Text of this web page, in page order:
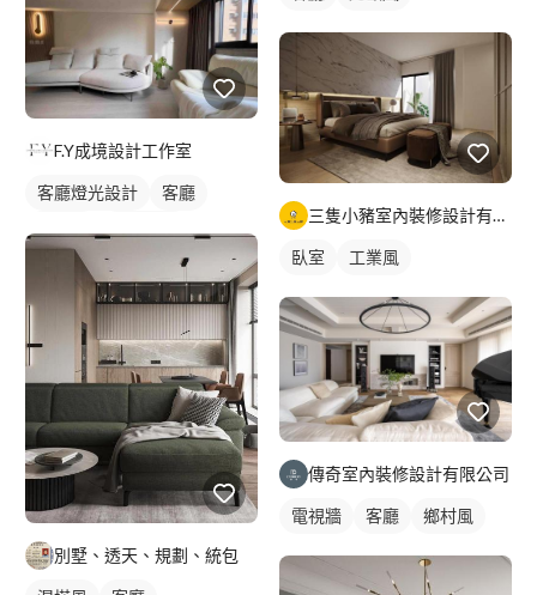
F.Y成境設計工作室
客廳燈光設計
客廳
別墅、透天、規劃、統包
三隻小豬室內裝修設計有限公司
臥室 工業風
傳奇室內裝修設計有限公司
電視牆 客廳 鄉村風